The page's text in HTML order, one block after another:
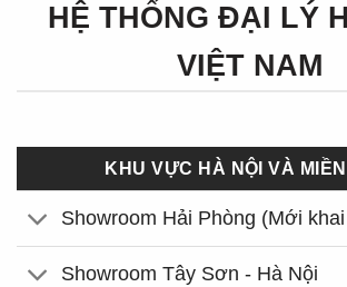
HỆ THỐNG ĐẠI LÝ
VIỆT NAM
KHU VỰC HÀ NỘI VÀ
Showroom Hải Phòng (Mới
Showroom Tây Sơn - Hà Nội